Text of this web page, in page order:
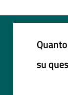
su